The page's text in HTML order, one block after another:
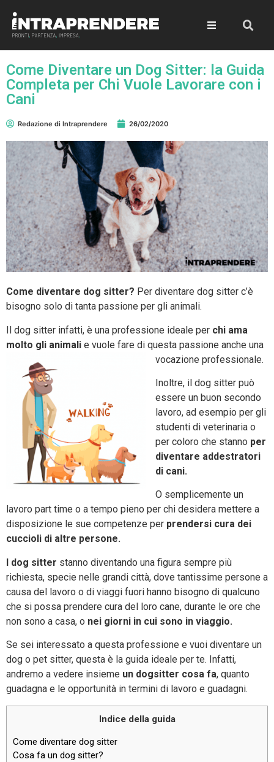
Come Diventare un Dog Sitter: la Guida
Completa per Chi Vuole Lavorare con i
Cani
Redazione di Intraprendere 26/02/2020
Come diventare dog sitter? Per diventare dog sitter c’è
bisogno solo di tanta passione per gli animali.
Il dog sitter infatti, è una professione ideale per chi ama
molto gli animali e vuole fare di questa passione anche una
vocazione professionale.
Inoltre, il dog sitter può
essere un buon secondo
lavoro, ad esempio per gli
studenti di veterinaria o
per coloro che stanno per
diventare addestratori
di cani.
O semplicemente un
lavoro part time o a tempo pieno per chi desidera mettere a
disposizione le sue competenze per prendersi cura dei
cuccioli di altre persone.
I dog sitter stanno diventando una figura sempre più
richiesta, specie nelle grandi città, dove tantissime persone a
causa del lavoro o di viaggi fuori hanno bisogno di qualcuno
che si possa prendere cura del loro cane, durante le ore che
non sono a casa, o nei giorni in cui sono in viaggio.
Se sei interessato a questa professione e vuoi diventare un
dog o pet sitter, questa è la guida ideale per te. Infatti,
andremo a vedere insieme un dogsitter cosa fa, quanto
guadagna e le opportunità in termini di lavoro e guadagni.
Indice della guida
Come diventare dog sitter
Cosa fa un dog sitter?